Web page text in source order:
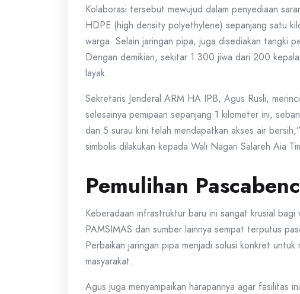
Kolaborasi tersebut mewujud dalam penyediaan
HDPE (high density polyethylene) sepanjang satu
warga. Selain jaringan pipa, juga disediakan tangki
Dengan demikian, sekitar 1.300 jiwa dari 200
layak.
Sekretaris Jenderal ARM HA IPB, Agus Rusli,
selesainya pemipaan sepanjang 1 kilometer ini,
dan 5 surau kini telah mendapatkan akses air
simbolis dilakukan kepada Wali Nagari Salareh Aia
Pemulihan
Keberadaan infrastruktur baru ini sangat krusial
PAMSIMAS dan sumber lainnya sempat terputus
Perbaikan jaringan pipa menjadi solusi konkret untuk
masyarakat.
Agus juga menyampaikan harapannya agar fasilitas